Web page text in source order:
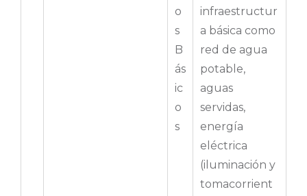
o
s
B
ás
ic
o
s
infraestructur
a básica como
red de agua
potable,
aguas
servidas,
energía
eléctrica
(iluminación y
tomacorrient